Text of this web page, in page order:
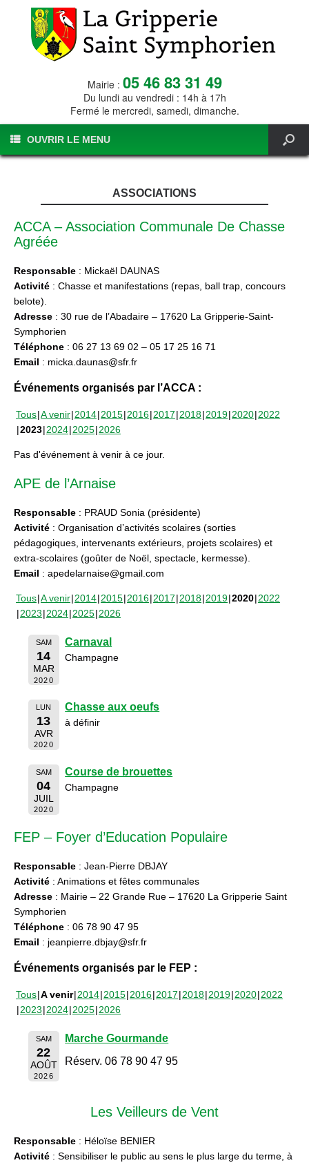
Mairie : 05 46 83 31 49
Du lundi au vendredi : 14h à 17h
Fermé le mercredi, samedi, dimanche.
OUVRIR LE MENU
ASSOCIATIONS
ACCA – Association Communale De Chasse
Agréée
Responsable : Mickaël DAUNAS
Activité : Chasse et manifestations (repas, ball trap, concours
belote).
Adresse : 30 rue de l’Abadaire – 17620 La Gripperie-Saint-
Symphorien
Téléphone : 06 27 13 69 02 – 05 17 25 16 71
Email : micka.daunas@sfr.fr
Événements organisés par l’ACCA :
Tous A venir 2014 2015 2016 2017 2018 2019 2020 2022
2023 2024 2025 2026
Pas d'événement à venir à ce jour.
APE de l’Arnaise
Responsable : PRAUD Sonia (présidente)
Activité : Organisation d’activités scolaires (sorties
pédagogiques, intervenants extérieurs, projets scolaires) et
extra-scolaires (goûter de Noël, spectacle, kermesse).
Email : apedelarnaise@gmail.com
Tous A venir 2014 2015 2016 2017 2018 2019 2020 2022
2023 2024 2025 2026
SAM
14
MAR
2020
Carnaval
Champagne
LUN
13
AVR
2020
Chasse aux oeufs
à définir
SAM
04
JUIL
2020
Course de brouettes
Champagne
FEP – Foyer d’Education Populaire
Responsable : Jean-Pierre DBJAY
Activité : Animations et fêtes communales
Adresse : Mairie – 22 Grande Rue – 17620 La Gripperie Saint
Symphorien
Téléphone : 06 78 90 47 95
Email : jeanpierre.dbjay@sfr.fr
Événements organisés par le FEP :
Tous A venir 2014 2015 2016 2017 2018 2019 2020 2022
2023 2024 2025 2026
SAM
22
AOÛT
2026
Marche Gourmande
Réserv. 06 78 90 47 95
Les Veilleurs de Vent
Responsable : Héloïse BENIER
Activité : Sensibiliser le public au sens le plus large du terme, à